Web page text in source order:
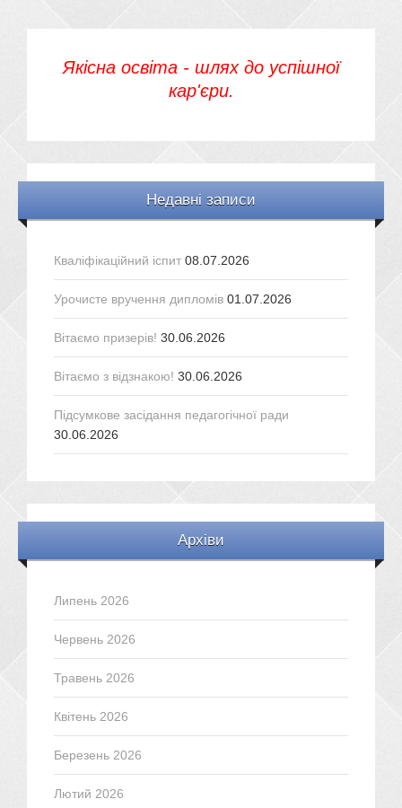
Якісна освіта - шлях до успішної
кар'єри.
Недавні записи
Кваліфікаційний іспит 08.07.2026
Урочисте вручення дипломів 01.07.2026
Вітаємо призерів! 30.06.2026
Вітаємо з відзнакою! 30.06.2026
Підсумкове засідання педагогічної ради
30.06.2026
Архіви
Липень 2026
Червень 2026
Травень 2026
Квітень 2026
Березень 2026
Лютий 2026